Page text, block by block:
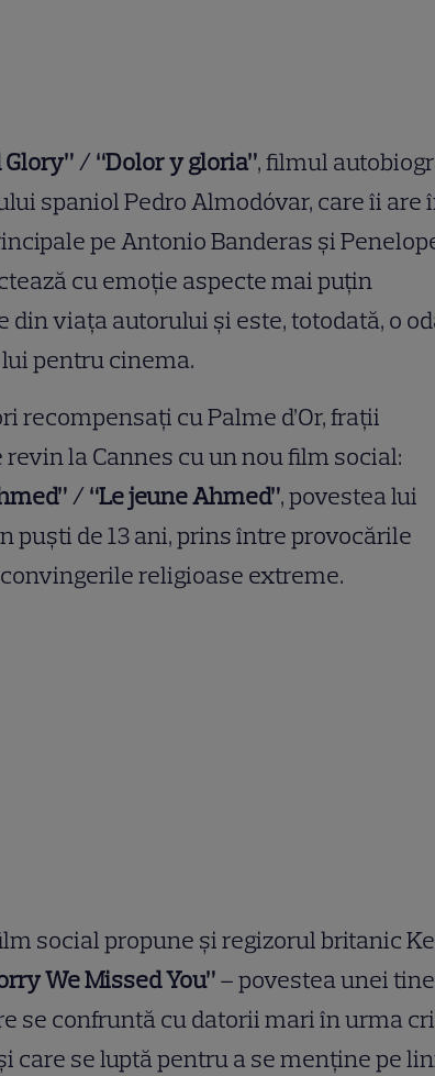
Glory” / “Dolor y gloria”, filmul
spaniol Pedro Almodóvar, care îi are
pe Antonio Banderas și
cu emoție aspecte mai puțin
din viața autorului și este, totodată, o
pentru cinema.
recompensaţi cu Palme d’Or, fraţii
revin la Cannes cu un nou film social:
/ “Le jeune Ahmed”, povestea lui
puști de 13 ani, prins între provocările
religioase extreme.
social propune și regizorul britanic
We Missed You”– povestea unei
se confruntă cu datorii mari în urma
care se luptă pentru a se menține pe